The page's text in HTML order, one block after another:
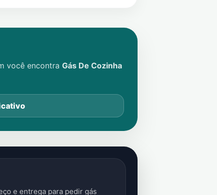
você encontra Gás De Cozinha
e entrega para pedir gás